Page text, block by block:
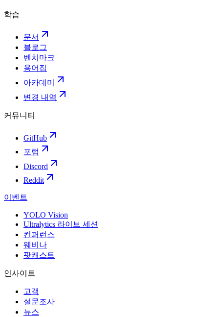
학습
문서
블로그
벤치마크
용어집
아카데미
변경 내역
커뮤니티
GitHub
포럼
Discord
Reddit
이벤트
YOLO Vision
Ultralytics 라이브 세션
컨퍼런스
웨비나
팟캐스트
인사이트
고객
설문조사
뉴스